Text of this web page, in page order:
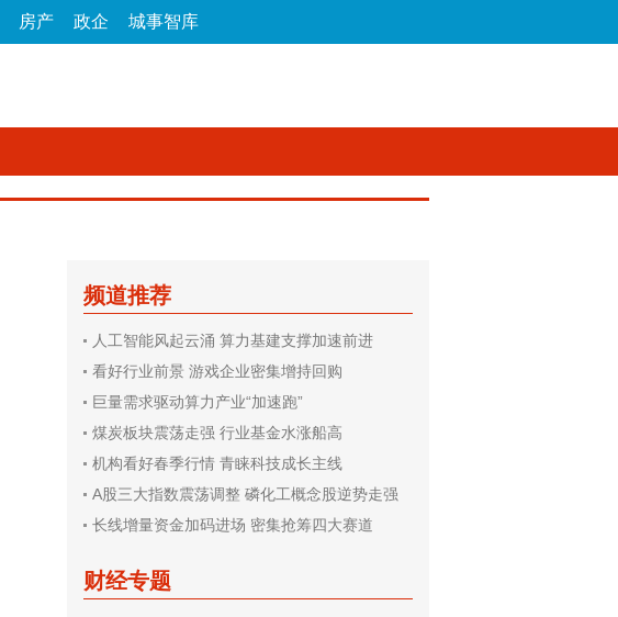
房产 政企 城事智库
频道推荐
人工智能风起云涌 算力基建支撑加速前进
看好行业前景 游戏企业密集增持回购
巨量需求驱动算力产业“加速跑”
煤炭板块震荡走强 行业基金水涨船高
机构看好春季行情 青睐科技成长主线
A股三大指数震荡调整 磷化工概念股逆势走强
长线增量资金加码进场 密集抢筹四大赛道
财经专题